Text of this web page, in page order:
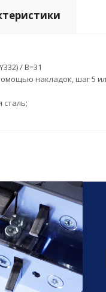
/ B=31
накладок, шаг 5
сталь;